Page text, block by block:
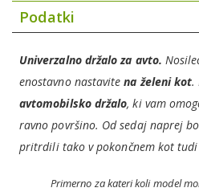
Podatki
Univerzalno držalo za avto.
enostavno nastavitena želeni kot.
avtomobilsko držalo, ki vam
ravno površino. Od sedaj naprej
pritrdili tako v pokončnem kot tudi
Primerno za kateri koli model